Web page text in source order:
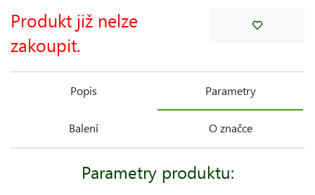
Produkt již nelze
zakoupit.
Popis Parametry
Balení O značce
Parametry produktu: